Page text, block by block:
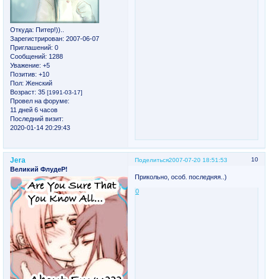
Откуда: Питер!))..
Зарегистрирован: 2007-06-07
Приглашений: 0
Сообщений: 1288
Уважение: +5
Позитив: +10
Пол: Женский
Возраст: 35 [1991-03-17]
Провел на форуме:
11 дней 6 часов
Последний визит:
2020-01-14 20:29:43
Поделиться 10
2007-07-20 18:51:53
Jera
Великий ФлудеР!
Прикольно, особ. последняя..)
0